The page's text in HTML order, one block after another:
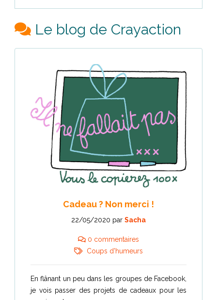
Le blog de Crayaction
Cadeau ? Non merci !
22/05/2020 par Sacha
0 commentaires
Coups d'humeurs
En flânant un peu dans les groupes de Facebook,
je vois passer des projets de cadeaux pour les